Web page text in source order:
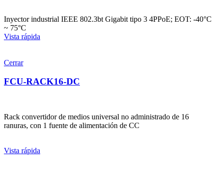
Inyector industrial IEEE 802.3bt Gigabit tipo 3 4PPoE; EOT: -40°C
~ 75°C
Vista rápida
Cerrar
FCU-RACK16-DC
Rack convertidor de medios universal no administrado de 16
ranuras, con 1 fuente de alimentación de CC
Vista rápida